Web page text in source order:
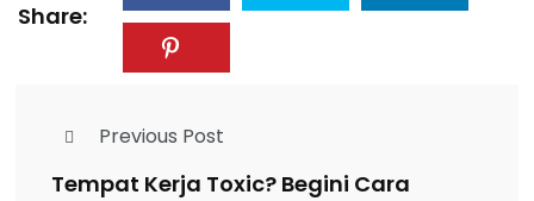
Share:
Previous Post
Tempat Kerja Toxic? Begini Cara